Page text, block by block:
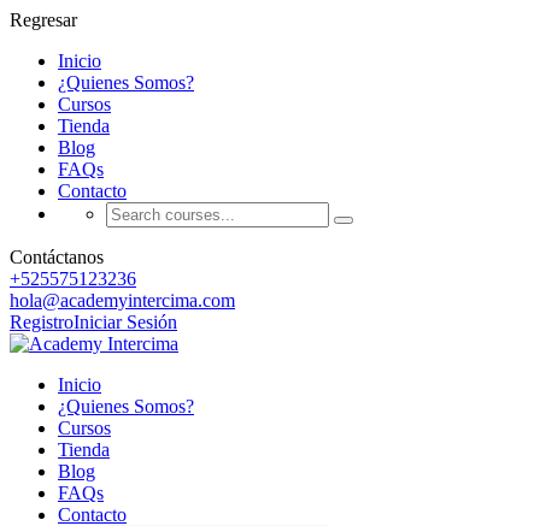
Regresar
Inicio
¿Quienes Somos?
Cursos
Tienda
Blog
FAQs
Contacto
Contáctanos
+525575123236
hola@academyintercima.com
RegistroIniciar Sesión
Inicio
¿Quienes Somos?
Cursos
Tienda
Blog
FAQs
Contacto